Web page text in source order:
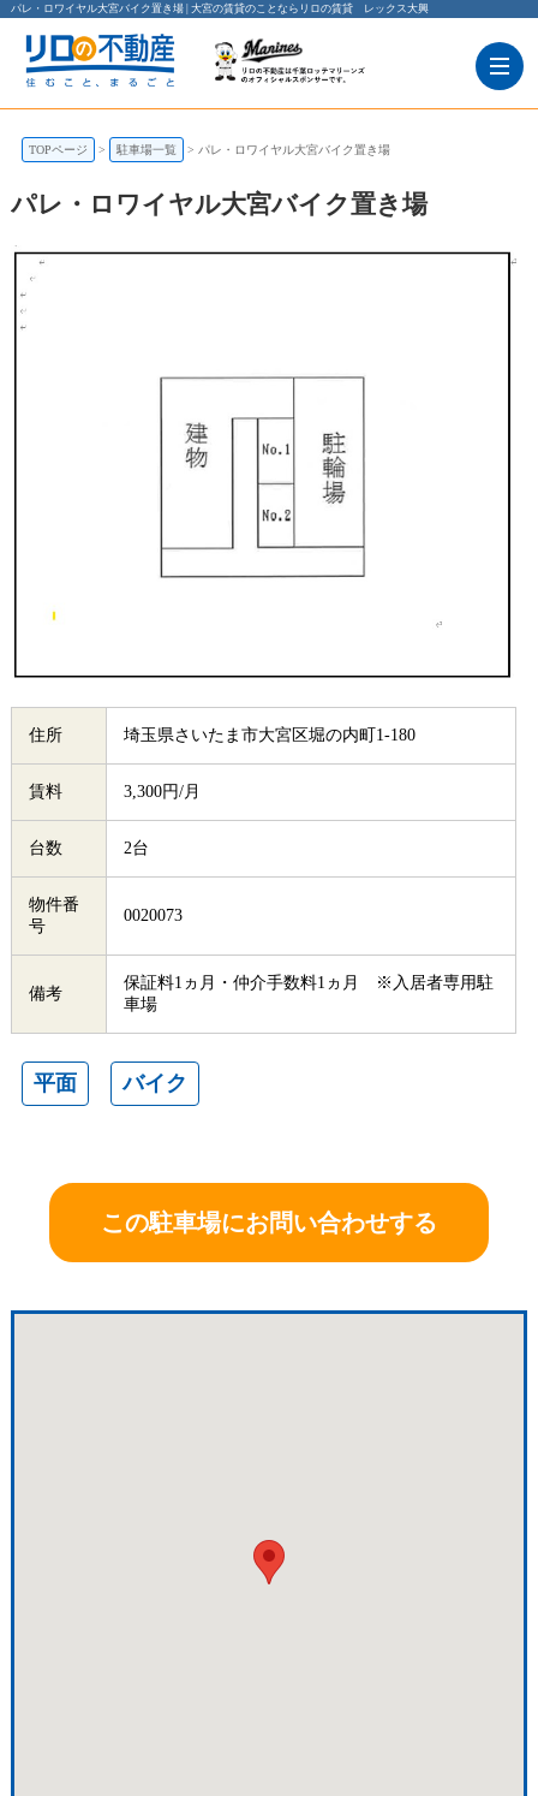
パレ・ロワイヤル大宮バイク置き場 | 大宮の賃貸のことならリロの賃貸 レックス大興
TOPページ 駐車場一覧 パレ・ロワイヤル大宮バイク置き場
パレ・ロワイヤル大宮バイク置き場
住所 埼玉県さいたま市大宮区堀の内町1-180
賃料 3,300円/月
台数 2台
物件番
号
0020073
備考
保証料1ヵ月・仲介手数料1ヵ月 ※入居者専用駐
車場
平面 バイク
この駐車場にお問い合わせする